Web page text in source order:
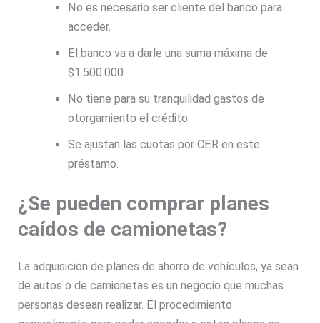
No es necesario ser cliente del banco para
acceder.
El banco va a darle una suma máxima de
$1.500.000.
No tiene para su tranquilidad gastos de
otorgamiento el crédito.
Se ajustan las cuotas por CER en este
préstamo.
¿Se pueden comprar planes
caídos de camionetas?
La adquisición de planes de ahorro de vehículos, ya sean
de autos o de camionetas es un negocio que muchas
personas desean realizar. El procedimiento